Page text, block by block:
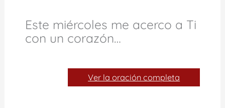
Este miércoles me acerco a Ti
con un corazón…
Ver la oración completa